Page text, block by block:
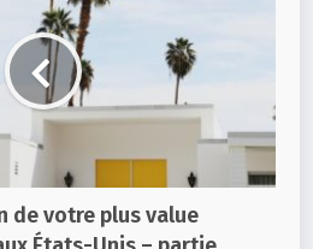
de votre plus value